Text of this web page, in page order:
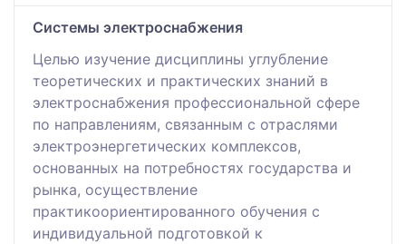
Системы электроснабжения
Целью изучение дисциплины углубление
теоретических и практических знаний в
электроснабжения профессиональной сфере
по направлениям, связанным с отраслями
электроэнергетических комплексов,
основанных на потребностях государства и
рынка, осуществление
практикоориентированного обучения с
индивидуальной подготовкой к